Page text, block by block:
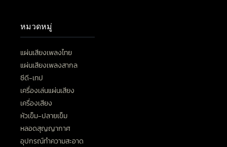
หมวดหมู่
แผ่นเสียงเพลงไทย
แผ่นเสียงเพลงสากล
ซีดี-เทป
เครื่องเล่นแผ่นเสียง
เครื่องเสียง
หัวเข็ม-ปลายเข็ม
หลอดสุญญากาศ
อุปกรณ์ทำความสะอาด